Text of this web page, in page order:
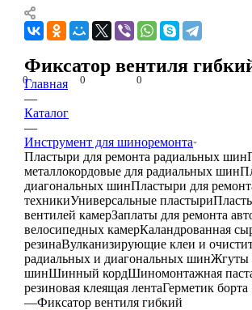
0 0 0
Фиксатор вентиля
Главная
—
Каталог
—
Инструмент для шиноремонта
Пластыри для ремонта радиальных шин
металлокордовые для радиальных шин
диагональных шинПластыри для
техникиУниверсальные пластыри
вентилей камерЗаплаты для ремонта
велосипедных камерКаландрованная
резинаВулканизирующие клеи и
радиальных и диагональных шинЖгуты
шинШинный кордШиномонтажная
резиновая клеящая лентаГерметик борта
—Фиксатор вентиля гибкий